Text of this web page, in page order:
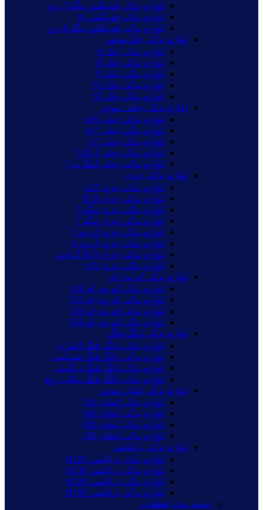
لوازم یدکی فونیکس تیگو 7 پرو
لوازم یدکی فونیکس fx
لوازم یدکی فونیکس تیگو 8 پرو
لوازم یدکی جک موتور
لوازم یدکی جک j3
لوازم یدکی جک j4
لوازم یدکی جک j5
لوازم یدکی جک S3
لوازم یدکی جک S5
لوازم یدکی جیلی موتور
لوازم یدکی جیلی gc6
لوازم یدکی جیلی rv7
لوازم یدکی جیلی x7
لوازم یدکی جیلی آزکارا
لوازم یدکی جیلی امگرند 7
لوازم یدکی چری
لوازم یدکی چری x22
لوازم یدکی چری X33
لوازم یدکی چری تیگو 5
لوازم یدکی چری تیگو 7
لوازم یدکی چری آریزو 5
لوازم یدکی چری آریزو 6
لوازم یدکی چری X33 کراس
لوازم یدکی چری x55
لوازم یدکی ام وی ام
لوازم یدکی ام وی ام 110
لوازم یدکی ام وی ام 315
لوازم یدکی ام وی ام 530
لوازم یدکی ام وی ام 550
لوازم یدکی دانگ فنگ
لوازم یدکی دانگ فنگ لاماری
لوازم یدکی دانگ فنگ فیدیلیتی
لوازم یدکی دانگ فنگ دیگنیتی
لوازم یدکی دانگ فنگ پیکاپ ریچ
لوازم یدکی لیفان موتور
لوازم یدکی لیفان 520
لوازم یدکی لیفان x60
لوازم یدکی لیفان 620
لوازم یدکی لیفان x50
لوازم یدکی برلیانس
لوازم یدکی برلیانس H220
لوازم یدکی برلیانس H230
لوازم یدکی برلیانس H320
لوازم یدکی برلیانس H330
دسته بندی قطعات